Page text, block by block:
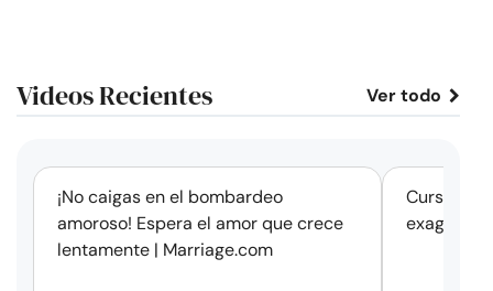
Videos Recientes Ver todo
¡No caigas en el bombardeo
amoroso! Espera el amor que crece
lentamente | Marriage.com
Cursos